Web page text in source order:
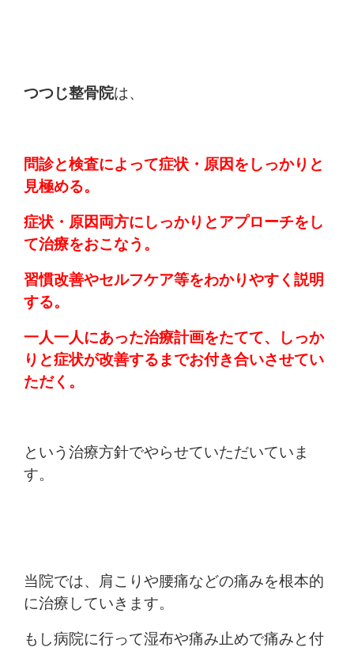
つつじ整骨院は、
問診と検査によって症状・原因をしっかりと
見極める。
症状・原因両方にしっかりとアプローチをし
て治療をおこなう。
習慣改善やセルフケア等をわかりやすく説明
する。
一人一人にあった治療計画をたてて、しっか
りと症状が改善するまでお付き合いさせてい
ただく。
という治療方針でやらせていただいていま
す。
当院では、肩こりや腰痛などの痛みを根本的
に治療していきます。
もし病院に行って湿布や痛み止めで痛みと付